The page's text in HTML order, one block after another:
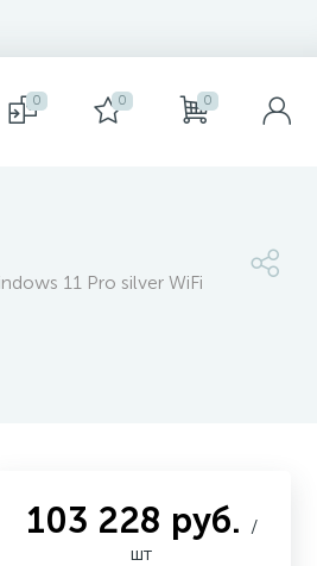
0 0 0
11 Pro silver WiFi
103 228 руб. /
шт